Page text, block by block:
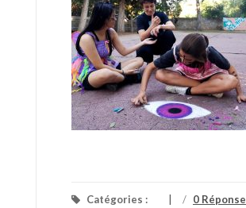
Catégories : / 0 Réponse